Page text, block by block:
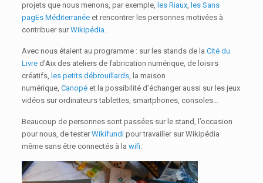
projets que nous menons, par exemple, les Riaux, les Sans
pagEs Méditerranée et rencontrer les personnes motivées à
contribuer surWikipédia.
Avec nous étaient au programme : sur les stands de laCité du
Livre d’Aix des ateliers de fabrication numérique, de loisirs
créatifs, les petits débrouillards, la maison
numérique,Canopé et la possibilité d’échanger aussi sur les jeux
vidéos sur ordinateurs tablettes, smartphones, consoles…
Beaucoup de personnes sont passées sur le stand, l’occasion
pour nous, de testerWikifundi pour travailler sur Wikipédia
même sans être connectés à lawifi.